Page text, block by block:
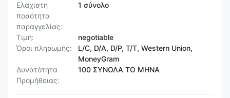
Ελάχιστη
ποσότητα
παραγγελίας:
1 σύνολο
Τιμή:
negotiable
Όροι πληρωμής:
L/C, D/A, D/P, T/T, Western Union,
MoneyGram
Δυνατότητα
Προμήθειας:
100 ΣΥΝΟΛΑ ΤΟ ΜΗΝΑ